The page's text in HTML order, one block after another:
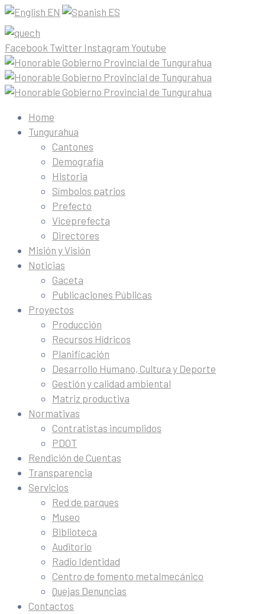
EN ES
Facebook Twitter Instagram Youtube
Home
Tungurahua
Cantones
Demografía
Historia
Símbolos patrios
Prefecto
Viceprefecta
Directores
Misión y Visión
Noticias
Gaceta
Publicaciones Públicas
Proyectos
Producción
Recursos Hídricos
Planificación
Desarrollo Humano, Cultura y Deporte
Gestión y calidad ambiental
Matriz productiva
Normativas
Contratistas incumplidos
PDOT
Rendición de Cuentas
Transparencia
Servicios
Red de parques
Museo
Biblioteca
Auditorio
Radio Identidad
Centro de fomento metalmecánico
Quejas Denuncias
Contactos